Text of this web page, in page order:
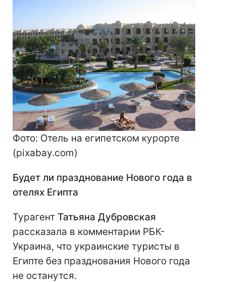
Фото: Отель на египетском курорте
(pixabay.com)
Будет ли празднование Нового года в
отелях Египта
Турагент Татьяна Дубровская
рассказала в комментарии РБК-
Украина, что украинские туристы в
Египте без празднования Нового года
не останутся.